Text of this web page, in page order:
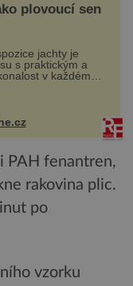
plovoucí sen
jachty je
s praktickým a
v každém
značka Fendi
vybaveny její
přístav nabízí
PAH fenantren,
rakovina plic.
po
vzorku